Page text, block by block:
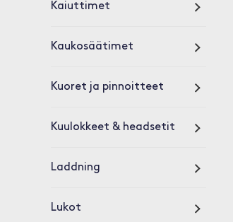
Kaiuttimet
Kaukosäätimet
Kuoret ja pinnoitteet
Kuulokkeet & headsetit
Laddning
Lukot